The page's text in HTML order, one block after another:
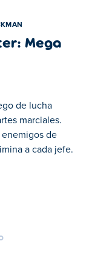
Mega
de lucha
marciales.
enemigos de
a cada jefe.